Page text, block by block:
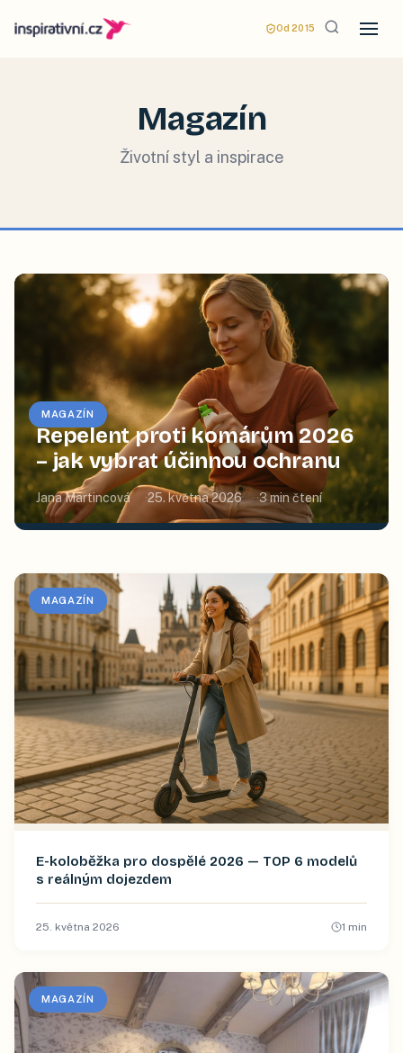
Od 2015
Magazín
Životní styl a inspirace
MAGAZÍN
Repelent proti komárům 2026
– jak vybrat účinnou ochranu
Jana Martincová 25. května 2026 3min čtení
MAGAZÍN
E-koloběžka pro dospělé 2026 — TOP 6 modelů
s reálným dojezdem
25. května 2026 1 min
MAGAZÍN